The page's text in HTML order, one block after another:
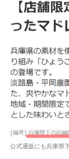
公式通販にも兵庫県